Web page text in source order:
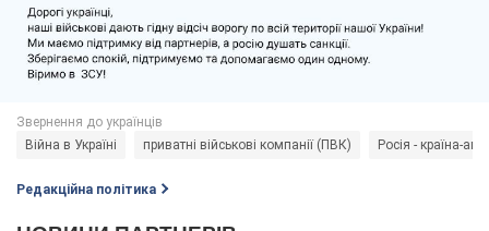
Війна в Україні приватні військові компанії (ПВК) Росія - країна-
Редакційна політика